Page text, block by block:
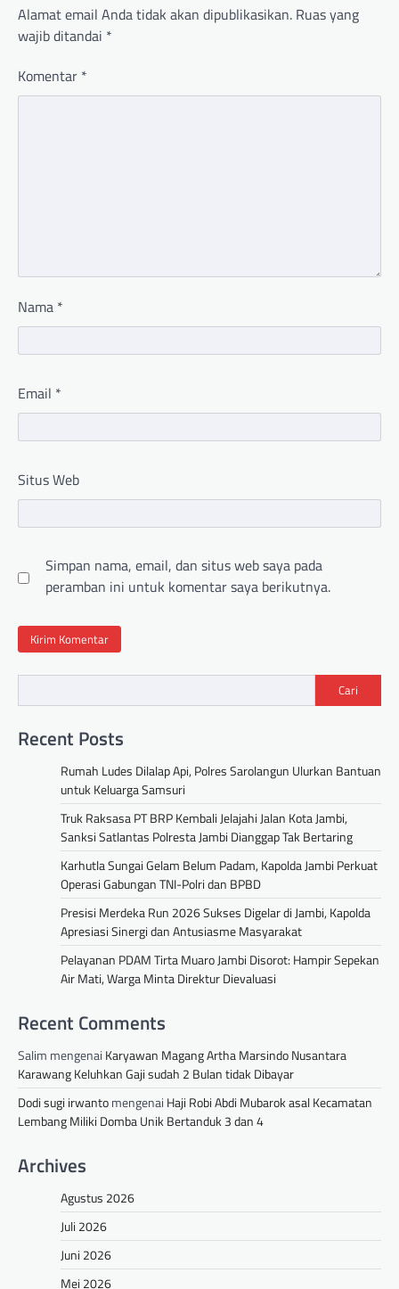
Alamat email Anda tidak akan dipublikasikan. Ruas yang
wajib ditandai *
Komentar *
Nama *
Email *
Situs Web
Simpan nama, email, dan situs web saya pada
peramban ini untuk komentar saya berikutnya.
Cari
Recent Posts
Rumah Ludes Dilalap Api, Polres Sarolangun Ulurkan Bantuan
untuk Keluarga Samsuri
Truk Raksasa PT BRP Kembali Jelajahi Jalan Kota Jambi,
Sanksi Satlantas Polresta Jambi Dianggap Tak Bertaring
Karhutla Sungai Gelam Belum Padam, Kapolda Jambi Perkuat
Operasi Gabungan TNI-Polri dan BPBD
Presisi Merdeka Run 2026 Sukses Digelar di Jambi, Kapolda
Apresiasi Sinergi dan Antusiasme Masyarakat
Pelayanan PDAM Tirta Muaro Jambi Disorot: Hampir Sepekan
Air Mati, Warga Minta Direktur Dievaluasi
Recent Comments
Salim mengenai Karyawan Magang Artha Marsindo Nusantara
Karawang Keluhkan Gaji sudah 2 Bulan tidak Dibayar
Dodi sugi irwantomengenai Haji Robi Abdi Mubarok asal Kecamatan
Lembang Miliki Domba Unik Bertanduk 3 dan 4
Archives
Agustus 2026
Juli 2026
Juni 2026
Mei 2026